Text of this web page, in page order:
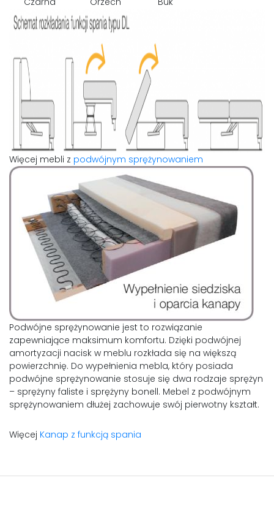
Więcej mebli z podwójnym sprężynowaniem
Podwójne sprężynowanie jest to rozwiązanie
zapewniające maksimum komfortu. Dzięki podwójnej
amortyzacji nacisk w meblu rozkłada się na większą
powierzchnię. Do wypełnienia mebla, który posiada
podwójne sprężynowanie stosuje się dwa rodzaje sprężyn
– sprężyny faliste i sprężyny bonell. Mebel z podwójnym
sprężynowaniem dłużej zachowuje swój pierwotny kształt.
Więcej Kanap z funkcją spania